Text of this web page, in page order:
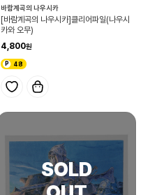
바람계곡의 나우시카
[바람계곡의 나우시카]클리어파일(나우시
카와 오무)
4,800
48